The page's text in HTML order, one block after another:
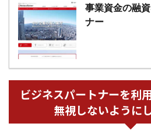
事業資金の融
ナー
ビジネスパートナーを利
無視しないように